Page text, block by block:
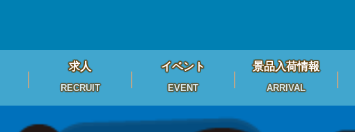
求人
RECRUIT
イベント
EVENT
景品入荷情報
ARRIVAL